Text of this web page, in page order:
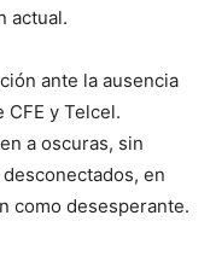
actual.
ante la ausencia
y Telcel.
a oscuras, sin
en
como desesperante.